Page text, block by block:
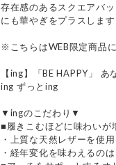
存在感のあるスクエアバ
にも華やぎをプラスします
※こちらはWEB限定商品に
【ing】「BE HAPPY」
ing ずっとing
▼ingのこだわり▼
■履きこむほどに味わいが
・上質な天然レザーを使
・経年変化を味わえるの